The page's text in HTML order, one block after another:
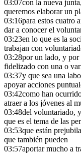
03:07con la nueva
queremos elaborar un
03:16para estos cuatro
dar a conocer el
03:23en lo que es la
trabajan con
03:28por un lado, y por
fidelizado con una o
03:37y que sea una
apoyar acciones
03:42como han
atraer a los jóvenes al
03:48del voluntariado,
que es el tema de las
03:53que están
que también pueden
03:57aportar mucho a